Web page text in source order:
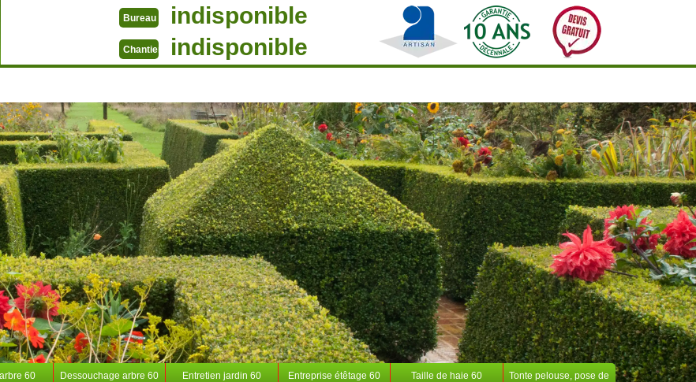
Bureau indisponible
Chantier indisponible
60 Dessouchage arbre 60 Entretien jardin 60 Entreprise étêtage 60 Taille de haie 60
Tonte pelouse, pose de